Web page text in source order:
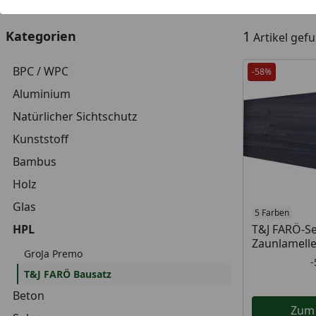
Kategorien
BPC / WPC
Aluminium
Natürlicher Sichtschutz
Kunststoff
Bambus
Holz
Glas
HPL
GroJa Premo
T&J FARÖ Bausatz
Beton
1 Artikel
-58%
5 Farben
T&J FARÖ-
Zaunlamelle
-